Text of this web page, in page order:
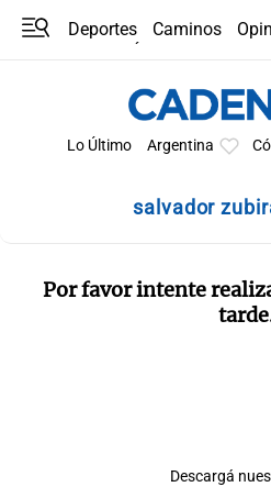
Deportes Caminos
Lo Último Argentina
salvador
Por favor intente
Descargá